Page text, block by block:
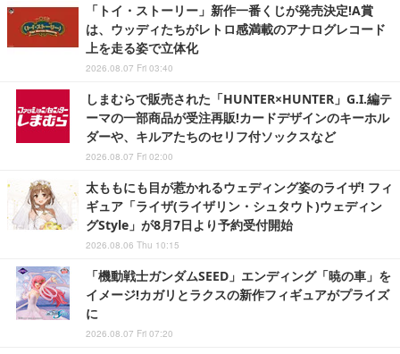
「トイ・ストーリー」新作一番くじが発売決定!A賞
は、ウッディたちがレトロ感満載のアナログレコード
上を走る姿で立体化
2026.08.07 Fri 03:40
しまむらで販売された「HUNTER×HUNTER」G.I.編テ
ーマの一部商品が受注再販!カードデザインのキーホル
ダーや、キルアたちのセリフ付ソックスなど
2026.08.07 Fri 02:00
太ももにも目が惹かれるウェディング姿のライザ! フィ
ギュア「ライザ(ライザリン・シュタウト)ウェディン
グStyle」が8月7日より予約受付開始
2026.08.06 Thu 10:15
「機動戦士ガンダムSEED」エンディング「暁の車」を
イメージ!カガリとラクスの新作フィギュアがプライズ
に
2026.08.07 Fri 07:20